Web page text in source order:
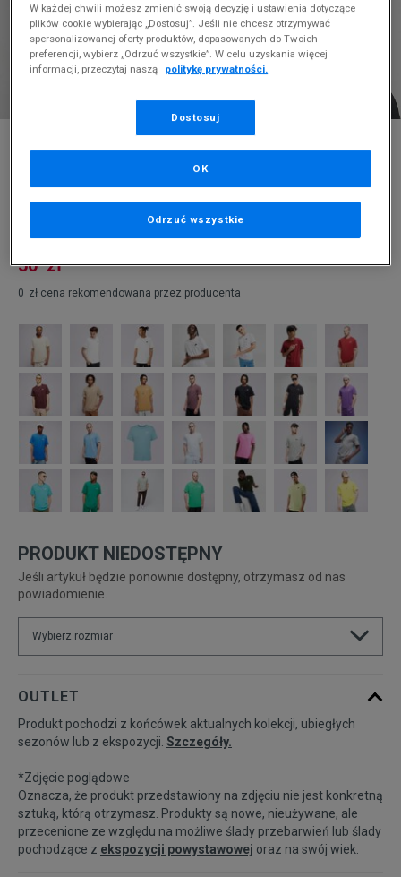
NIKE T-SHIRT SPORTSWEAR CLUB
Produkt pochodzi z końcówek aktualnych kolekcji, ubiegłych
sezonów lub z ekspozycji.Szczegóły.
0 zł cena rekomendowana przez producenta
50 zł
PRODUKT NIEDOSTĘPNY
Jeśli artykuł będzie ponownie dostępny, otrzymasz od nas
powiadomienie.
Wybierz rozmiar
XS
Powiadom o
M
Powiadom o
dostępności
OUTLET
Produkt pochodzi z końcówek aktualnych kolekcji, ubiegłych
sezonów lub z ekspozycji. Szczegóły.
*Zdjęcie poglądowe
Oznacza, że produkt przedstawiony na zdjęciu nie jest konkretną
sztuką, którą otrzymasz. Produkty są nowe, nieużywane, ale
przecenione ze względu na możliwe ślady przebarwień lub ślady
pochodzące z ekspozycji powystawowej oraz na swój wiek.
W każdej chwili możesz zmienić swoją decyzję i ustawienia dotyczące
plików cookie wybierając „Dostosuj”. Jeśli nie chcesz otrzymywać
spersonalizowanej oferty produktów, dopasowanych do Twoich
preferencji, wybierz „Odrzuć wszystkie”. W celu uzyskania więcej
informacji, przeczytaj naszą
politykę prywatności.
Dostosuj
Odrzuć wszystkie
OK